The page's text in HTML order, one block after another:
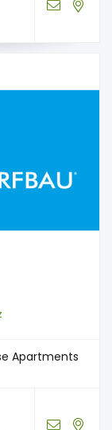
Apartments